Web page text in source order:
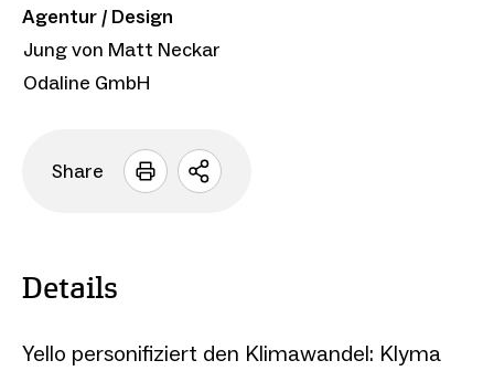
Agentur / Design
Jung von Matt Neckar
Odaline GmbH
Share
Sharing
Details
Yello personifiziert den Klimawandel: Klyma